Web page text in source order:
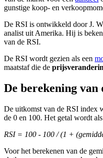
gunstige koop- en
De RSI is ontwikkeld door J.
analist uit Amerika. Hij is
van de RSI.
De RSI wordt gezien als een
maatstaf die de
De berekening van
De uitkomst van de RSI index
de 0 en 100. Het getal wordt
RSI = 100 - 100 / (1 +
Voor het berekenen van de